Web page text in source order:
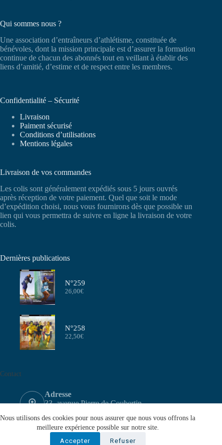
Nous utilisons des cookies pour nous assurer que nous vous offrons la
meilleure expérience possible sur notre site.
Accepter
Refuser
Qui sommes nous ?
Une association d’entraîneurs d’athlétisme, constituée de
bénévoles, dont la mission principale est d’assurer la formation
continue de chacun des abonnés tout en veillant à établir des
liens d’amitié, d’estime et de respect entre les membres.
Confidentialité – Sécurité
Livraison
Paiment sécurisé
Conditions d’utilisations
Mentions légales
Livraison de vos commandes
Les colis sont généralement expédiés sous 5 jours ouvrés
après réception de votre paiement. Quel que soit le mode
d’expédition choisi, nous vous fournirons dès que possible un
lien qui vous permettra de suivre en ligne la livraison de votre
colis.
Dernières publications
N°259
26,00€
N°258
22,50€
Contact
Adresse
33, avenue Pierre de Coubertin
Email
contact@aeffa.fr